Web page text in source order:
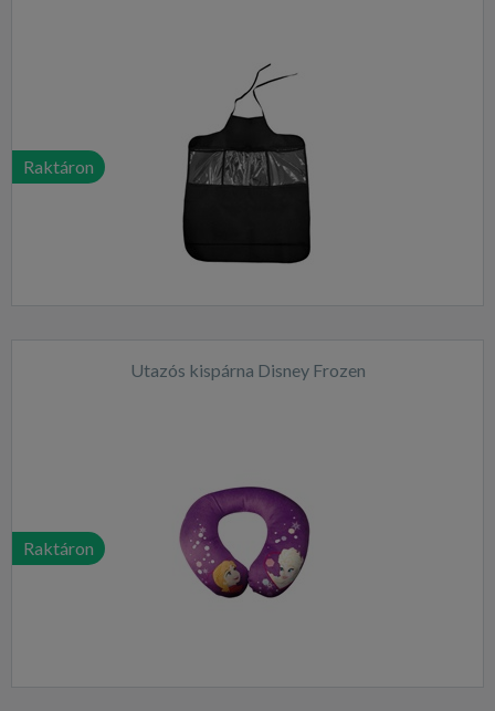
Raktáron
Utazós kispárna Disney Frozen
Raktáron